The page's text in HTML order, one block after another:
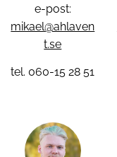
e-post:
mikael@ahlaven
t.se
tel. 060-15 28 51